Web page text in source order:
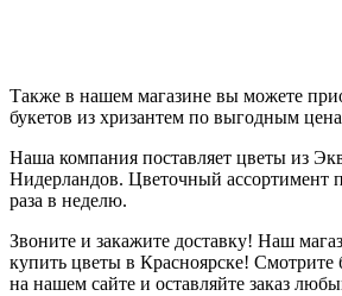
Также в нашем магазине вы можете
букетов из хризантем по выгодным
Наша компания поставляет цветы из
Нидерландов. Цветочный ассортимент
раза в неделю.
Звоните и закажите доставку! Наш
купить цветы в Красноярске! Смотрите
на нашем сайте и оставляйте заказ